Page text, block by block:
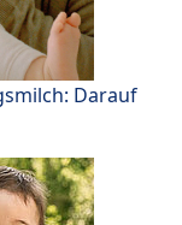
Darauf